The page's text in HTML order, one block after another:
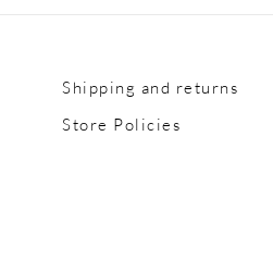
Shipping and returns
Store Policies